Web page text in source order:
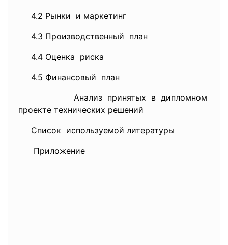
4.2 Рынки и маркетинг
4.3 Производственный план
4.4 Оценка риска
4.5 Финансовый план
Анализ принятых в дипломном
проекте технических решений
Список используемой литературы
Приложение